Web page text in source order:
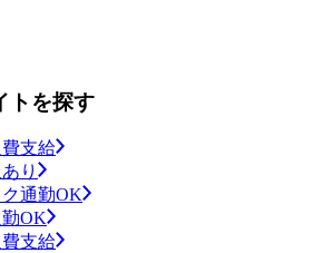
トを探す
支給
り
通勤OK
OK
支給